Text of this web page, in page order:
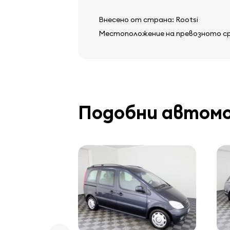
Внесено от страна: Rootsi
Местоположение на превозното
Подобни